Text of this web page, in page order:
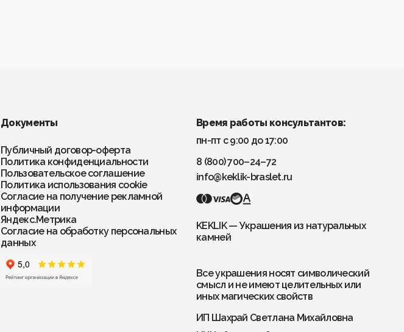
Документы
Публичный договор-оферта
Политика конфиденциальности
Пользовательское соглашение
Политика использования cookie
Согласие на получение рекламной
информации
Яндекс.Метрика
Согласие на обработку персональных
данных
Время работы консультантов:
пн-пт с 9:00 до 17:00
8 (800) 700–24–72
info@keklik-braslet.ru
KEKLIK — Украшения из натуральных
камней
Все украшения носят символический
смысл и не имеют целительных или
иных магических свойств
ИП Шахрай Светлана Михайловна